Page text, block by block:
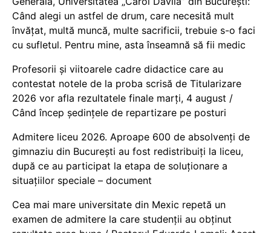
Când alegi un astfel de drum, care necesită mult
învățat, multă muncă, multe sacrificii, trebuie s-o faci
cu sufletul. Pentru mine, asta înseamnă să fii medic
Profesorii și viitoarele cadre didactice care au
contestat notele de la proba scrisă de Titularizare
2026 vor afla rezultatele finale marți, 4 august /
Când încep ședințele de repartizare pe posturi
Admitere liceu 2026. Aproape 600 de absolvenți de
gimnaziu din București au fost redistribuiți la liceu,
după ce au participat la etapa de soluționare a
situațiilor speciale – document
Cea mai mare universitate din Mexic repetă un
examen de admitere la care studenții au obținut